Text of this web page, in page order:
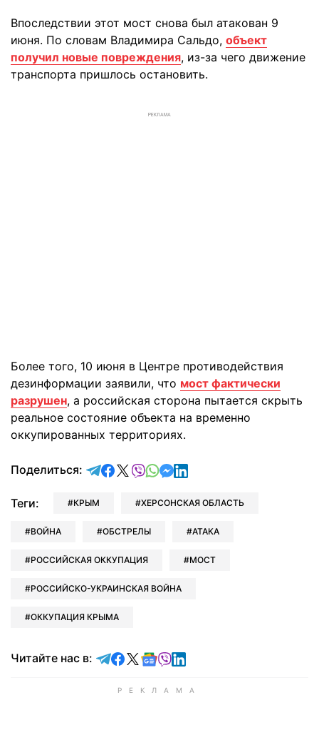
Впоследствии этот мост снова был атакован 9
июня. По словам Владимира Сальдо, объект
получил новые повреждения, из-за чего движение
транспорта пришлось остановить.
РЕКЛАМА
Более того, 10 июня в Центре противодействия
дезинформации заявили, что мост фактически
разрушен, а российская сторона пытается скрыть
реальное состояние объекта на временно
оккупированных территориях.
Поделиться: отправить в Telegram
поделиться в Facebook
поделиться в X
отправить в Viber
отправить в Whatsapp
отправить в Messenger
отправить в LinkedIn
Теги: КРЫМ ХЕРСОНСКАЯ ОБЛАСТЬ
ВОЙНА ОБСТРЕЛЫ АТАКА
РОССИЙСКАЯ ОККУПАЦИЯ МОСТ
РОССИЙСКО-УКРАИНСКАЯ ВОЙНА
ОККУПАЦИЯ КРЫМА
Читайте нас в: Читайте в Telegram
Читайте в Facebook
Читайте в X
Читайте в Google news
Читайте в Viber
Читайте в LinkedIn